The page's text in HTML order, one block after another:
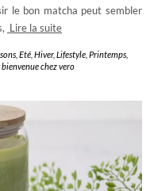
le bon matcha peut sembler
Lire la suite
Eté Hiver, Lifestyle Printemps
bienvenue chez vero